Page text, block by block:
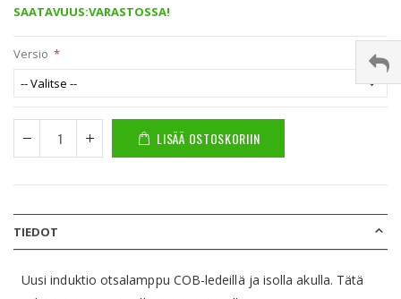
SAATAVUUS:VARASTOSSA!
Versio
LISÄÄ OSTOSKORIIN
TIEDOT
Uusi induktio otsalamppu COB-ledeillä ja isolla akulla. Tätä